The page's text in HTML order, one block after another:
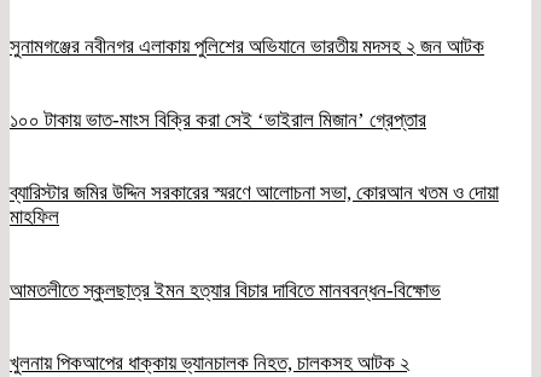
সুনামগঞ্জের নবীনগর এলাকায় পুলিশের অভিযানে ভারতীয় মদসহ ২ জন আটক
১০০ টাকায় ভাত-মাংস বিক্রি করা সেই ‘ভাইরাল মিজান’ গ্রেপ্তার
ব্যারিস্টার জমির উদ্দিন সরকারের স্মরণে আলোচনা সভা, কোরআন খতম ও দোয়া
মাহফিল
আমতলীতে স্কুলছাত্র ইমন হত্যার বিচার দাবিতে মানববন্ধন-বিক্ষোভ
খুলনায় পিকআপের ধাক্কায় ভ্যানচালক নিহত, চালকসহ আটক ২